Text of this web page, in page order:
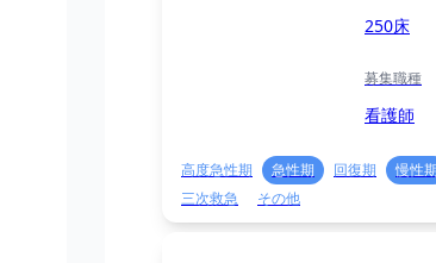
250床
募集職種
看護師
高度急性期 急性期 回復期 慢性期
三次救急
その他